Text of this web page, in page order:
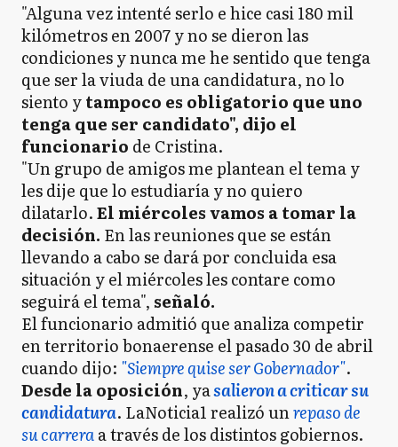
"Alguna vez intenté serlo e hice casi 180 mil
kilómetros en 2007 y no se dieron las
condiciones y nunca me he sentido que tenga
que ser la viuda de una candidatura, no lo
siento ytampoco es obligatorio que uno
tenga que ser candidato", dijo el
funcionario de Cristina.
"Un grupo de amigos me plantean el tema y
les dije que lo estudiaría y no quiero
dilatarlo.El miércoles vamos a tomar la
decisión. En las reuniones que se están
llevando a cabo se dará por concluida esa
situación y el miércoles les contare como
seguirá el tema", señaló.
El funcionario admitió que analiza competir
en territorio bonaerense el pasado 30 de abril
cuando dijo: "Siempre quise ser Gobernador".
Desde la oposición, yasalieron a criticar su
candidatura. LaNoticia1 realizó unrepaso de
su carreraa través de los distintos gobiernos.